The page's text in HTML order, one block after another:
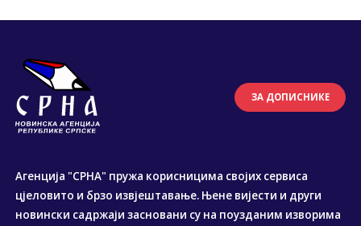
ЗА ДОПИСНИКЕ
Агенција "СРНА" пружа корисницима својих сервиса
цјеловито и брзо извјештавање. Њене вијести и други
новински садржаји засновани су на поузданим изворима